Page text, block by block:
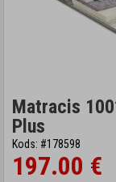
Matracis
Plus
Kods: #178598
197.00 €